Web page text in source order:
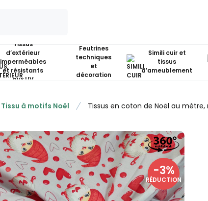
Tissus
d’extérieur
imperméables
et résistants
aux UV
Feutrines
techniques
et
décoration
Simili cuir et
tissus
d’ameublement
Tissu à motifs Noël Tissus en coton de Noël au mètre,
-3%
RÉDUCTION